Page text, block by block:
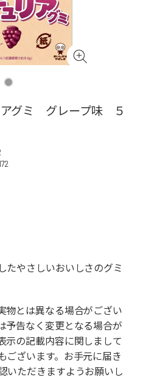
グミ グレープ味 ５
たやさしいおいしさのグミ
物とは異なる場合がござい
予告なく変更となる場合が
示の記載内容に関しまして
ございます。お手元に届き
いただきますようお願いし